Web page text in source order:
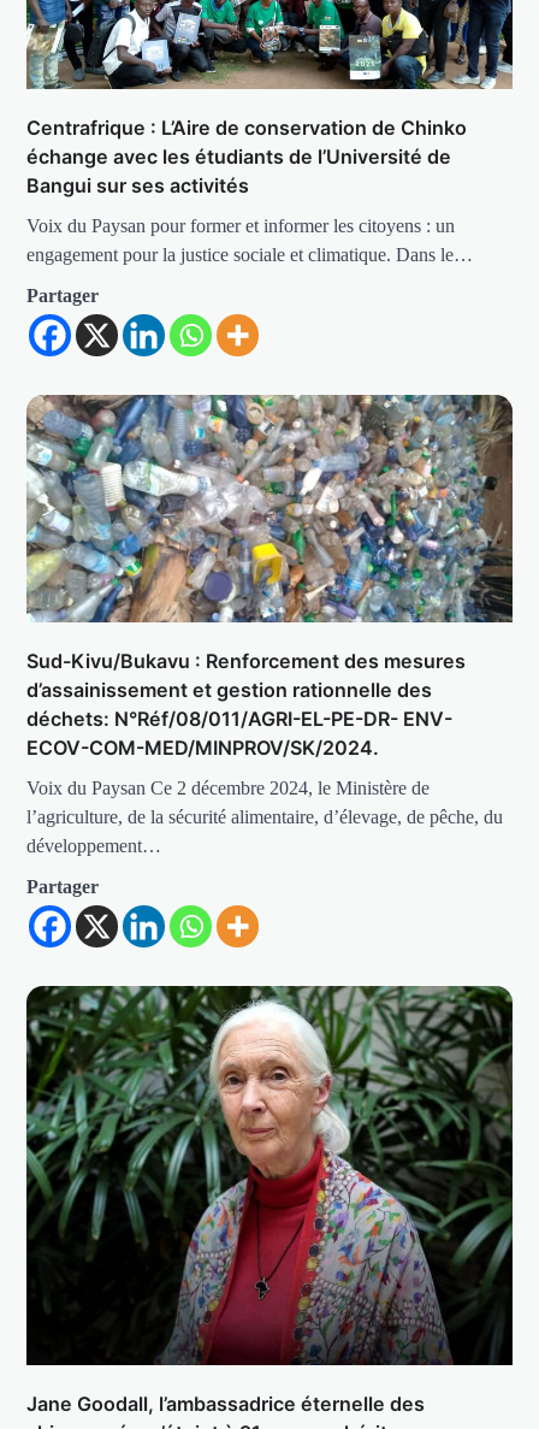
Centrafrique : L’Aire de conservation de Chinko
échange avec les étudiants de l’Université de
Bangui sur ses activités
Voix du Paysan pour former et informer les citoyens : un
engagement pour la justice sociale et climatique. Dans le…
Partager
Sud-Kivu/Bukavu : Renforcement des mesures
d’assainissement et gestion rationnelle des
déchets: N°Réf/08/011/AGRI-EL-PE-DR- ENV-
ECOV-COM-MED/MINPROV/SK/2024.
Voix du Paysan Ce 2 décembre 2024, le Ministère de
l’agriculture, de la sécurité alimentaire, d’élevage, de pêche, du
développement…
Partager
Jane Goodall, l’ambassadrice éternelle des